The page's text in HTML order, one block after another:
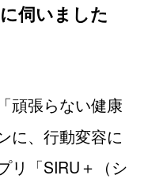
伺いました
頑張らない健康
に、行動変容に
リ「SIRU＋（シ